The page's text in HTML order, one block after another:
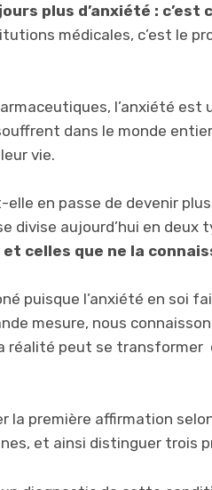
plus d’anxiété : c’est
médicales, c’est le
l’anxiété est
dans le monde
vie.
elle en passe de devenir
divise aujourd’hui en deux
celles que ne la
puisque l’anxiété en soi
mesure, nous
réalité peut se transformer
la première affirmation
et ainsi distinguer trois